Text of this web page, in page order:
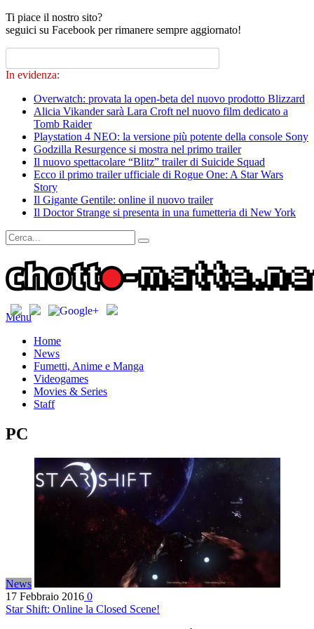
Ti piace il nostro sito?
seguici su Facebook per rimanere sempre aggiornato!
In evidenza:
Overwatch: provata la open-beta del nuovo prodotto Blizzard
Alicia Vikander sarà Lara Croft nel nuovo film dedicato a
Tomb Raider
Playstation 4 NEO: la versione più potente della console Sony
Godzilla Resurgence si mostra nel primo trailer
Il nuovo spettacolare “Blitz” trailer di Suicide Squad
Ecco il primo trailer ufficiale di Rogue One: A Star Wars
Story
Il Gigante Gentile: online il nuovo trailer
Il Doctor Strange si presenta in una fumetteria di New York
Menu
Home
News
Fumetti, Anime e Manga
Videogames
Movies & Series
Staff
PC
News
17 Febbraio 2016 0
Star Shift: Online la Closed Scene!